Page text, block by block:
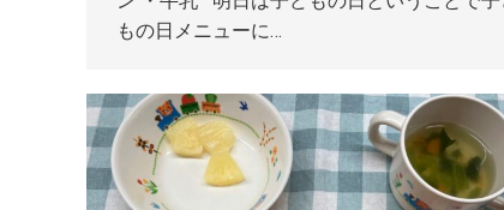
もの日メニューに…